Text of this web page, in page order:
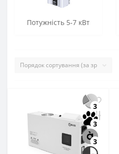
Потужність 5-7 кВт
3
3
3